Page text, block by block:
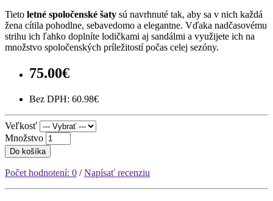
Tieto letné spoločenské šaty sú navrhnuté tak, aby sa v nich každá
žena cítila pohodlne, sebavedomo a elegantne. Vďaka nadčasovému
strihu ich ľahko doplníte lodičkami aj sandálmi a využijete ich na
množstvo spoločenských príležitostí počas celej sezóny.
75.00€
Bez DPH: 60.98€
Veľkosť
Množstvo
Do košíka
Počet hodnotení: 0 /Napísať recenziu